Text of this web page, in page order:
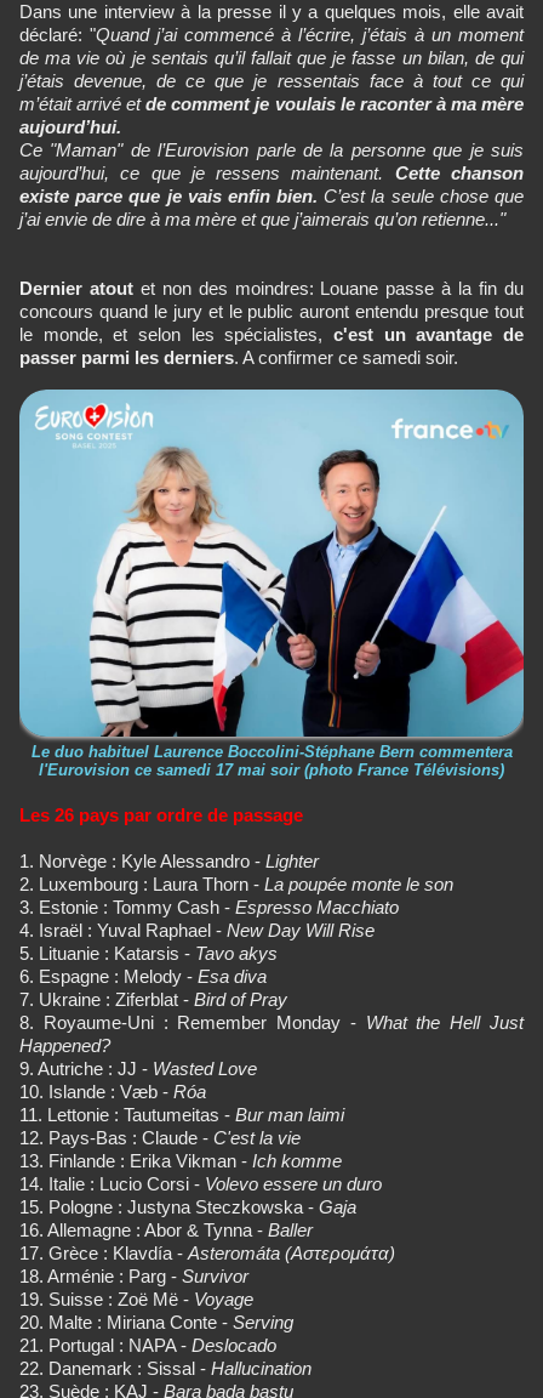
Dans une interview à la presse il y a quelques mois, elle avait
déclaré: "Quand j’ai commencé à l’écrire, j’étais à un moment
de ma vie où je sentais qu’il fallait que je fasse un bilan, de qui
j’étais devenue, de ce que je ressentais face à tout ce qui
m’était arrivé etde comment je voulais le raconter à ma mère
aujourd’hui.
Ce "Maman" de l’Eurovision parle de la personne que je suis
aujourd’hui, ce que je ressens maintenant. Cette chanson
existe parce que je vais enfin bien.C’est la seule chose que
j’ai envie de dire à ma mère et que j’aimerais qu’on retienne..."
Dernier atoutet non des moindres: Louane passe à la fin du
concours quand le jury et le public auront entendu presque tout
le monde, et selon les spécialistes, c'est un avantage de
passer parmi les derniers. A confirmer ce samedi soir.
Le duo habituel Laurence Boccolini-Stéphane Bern commentera
l'Eurovision ce samedi 17 mai soir (photo France Télévisions)
Les 26 pays par ordre de passage
1. Norvège : Kyle Alessandro - Lighter
2. Luxembourg : Laura Thorn - La poupée monte le son
3. Estonie : Tommy Cash - Espresso Macchiato
4. Israël : Yuval Raphael - New Day Will Rise
5. Lituanie : Katarsis - Tavo akys
6. Espagne : Melody - Esa diva
7. Ukraine : Ziferblat - Bird of Pray
8. Royaume-Uni : Remember Monday - What the Hell Just
Happened?
9. Autriche : JJ - Wasted Love
10. Islande : Væb - Róa
11. Lettonie : Tautumeitas - Bur man laimi
12. Pays-Bas : Claude - C'est la vie
13. Finlande : Erika Vikman - Ich komme
14. Italie : Lucio Corsi - Volevo essere un duro
15. Pologne : Justyna Steczkowska - Gaja
16. Allemagne : Abor & Tynna - Baller
17. Grèce : Klavdía -Asteromáta (Αστερομάτα)
18. Arménie : Parg - Survivor
19. Suisse : Zoë Më - Voyage
20. Malte : Miriana Conte - Serving
21. Portugal : NAPA - Deslocado
22. Danemark : Sissal - Hallucination
23. Suède : KAJ - Bara bada bastu